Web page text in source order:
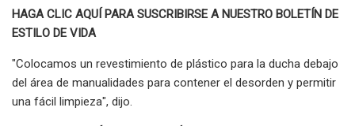
HAGA CLIC AQUÍ PARA SUSCRIBIRSE A NUESTRO BOLETÍN DE
ESTILO DE VIDA
"Colocamos un revestimiento de plástico para la ducha debajo
del área de manualidades para contener el desorden y permitir
una fácil limpieza", dijo.